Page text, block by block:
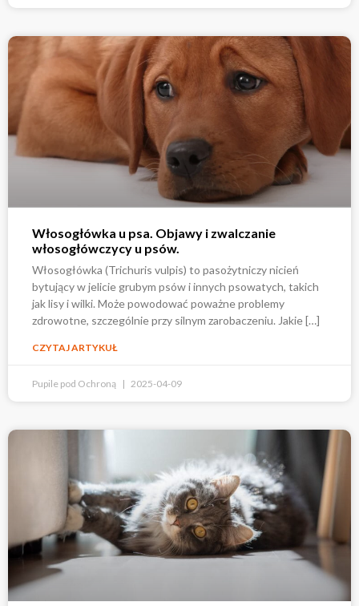
Włosogłówka u psa. Objawy i zwalczanie
włosogłówczycy u psów.
Włosogłówka (Trichuris vulpis) to pasożytniczy nicień
bytujący w jelicie grubym psów i innych psowatych, takich
jak lisy i wilki. Może powodować poważne problemy
zdrowotne, szczególnie przy silnym zarobaczeniu. Jakie […]
CZYTAJ ARTYKUŁ
Pupile pod Ochroną 2025-04-09